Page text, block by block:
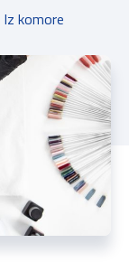
Iz komore